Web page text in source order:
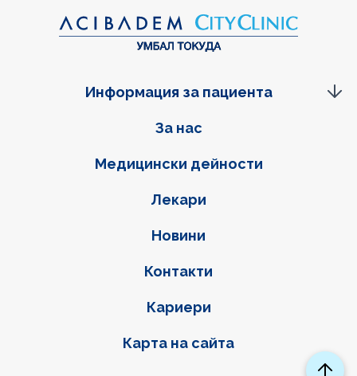
Фуутер навигация
За нас
Медицински дейности
Лекари
Новини
Контакти
Кариери
Карта на сайта
Информация за пациента